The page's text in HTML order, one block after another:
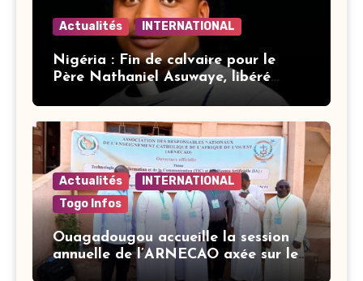
Actualités INTERNATIONAL
Nigéria : Fin de calvaire pour le
Père Nathaniel Asuwaye, libéré
après trois mois de captivité
Actualités
INTERNATIONAL
Togo Infos
Ouagadougou accueille la session
annuelle de l’ARNECAO axée sur les
défis de l’intelligence artificielle